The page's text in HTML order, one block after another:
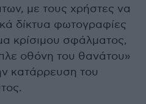
με τους χρήστες να
δίκτυα φωτογραφίες
κρίσιμου σφάλματος,
οθόνη του θανάτου»
κατάρρευση του